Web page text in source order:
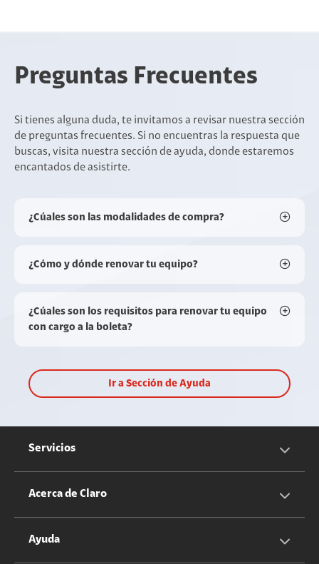
Preguntas Frecuentes
Si tienes alguna duda, te invitamos a revisar nuestra sección
de preguntas frecuentes. Si no encuentras la respuesta que
buscas, visita nuestra sección de ayuda, donde estaremos
encantados de asistirte.
¿Cúales son las modalidades de compra?
¿Cómo y dónde renovar tu equipo?
¿Cúales son los requisitos para renovar tu equipo
con cargo a la boleta?
Ir a Sección de Ayuda
Servicios
Servicios Móviles
Acerca de Claro
Información Corporativa
Ayuda